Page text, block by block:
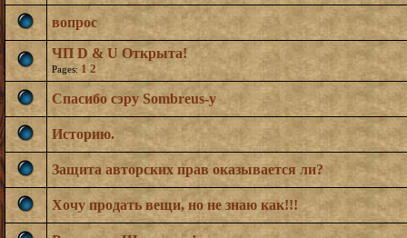
вопрос
ЧП D & U Открыта!
Pages: 1 2
Спасибо сэру Sombreus-у
Историю.
Защита авторских прав оказывается ли?
Хочу продать вещи, но не знаю как!!!